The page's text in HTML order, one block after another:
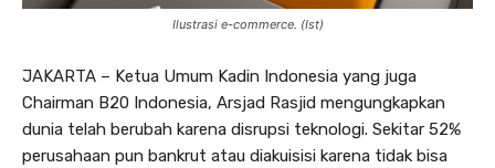
Ilustrasi e-commerce. (Ist)
JAKARTA – Ketua Umum Kadin Indonesia yang juga
Chairman B20 Indonesia, Arsjad Rasjid mengungkapkan
dunia telah berubah karena disrupsi teknologi. Sekitar 52%
perusahaan pun bankrut atau diakuisisi karena tidak bisa